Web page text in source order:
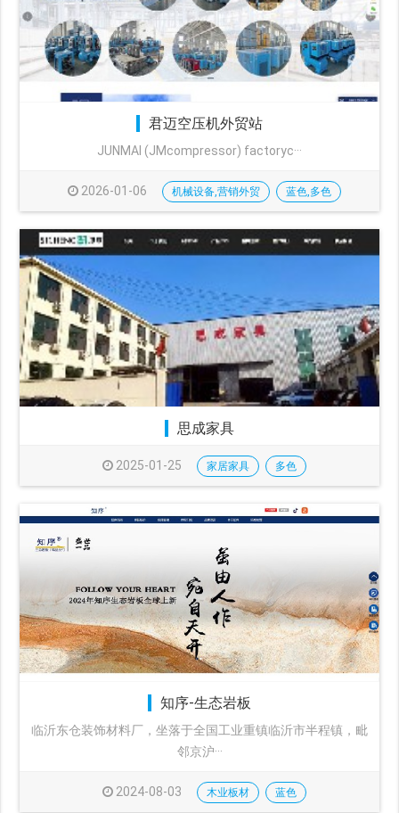
君迈空压机外贸站
JUNMAI (JMcompressor) factoryc···
2026-01-06 机械设备,营销外贸 蓝色,多色
思成家具
2025-01-25 家居家具 多色
知序-生态岩板
临沂东仓装饰材料厂，坐落于全国工业重镇临沂市半程镇，毗
邻京沪···
2024-08-03 木业板材 蓝色